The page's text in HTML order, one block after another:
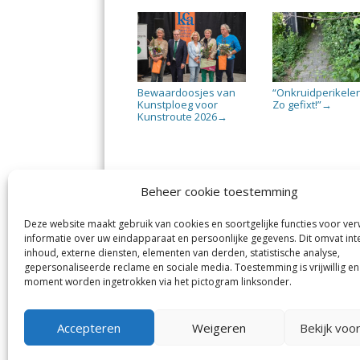
Beheer cookie toestemming
Deze website maakt gebruik van cookies en soortgelijke functies voor
informatie over uw eindapparaat en persoonlijke gegevens. Dit omvat
inhoud, externe diensten, elementen van derden, statistische analyse,
gepersonaliseerde reclame en sociale media. Toestemming is vrijwillig
moment worden ingetrokken via het pictogram linksonder.
Accepteren Weigeren Bekijk
Bewaardoosjes van
Kunstploeg voor
Kunstroute 2026→
Zo gefixt!”→
De Nieuwe Meerbode
Visserstraat 10
1431 GJ Aalsmeer
0297-341900
info@meerbode.nl
en
De